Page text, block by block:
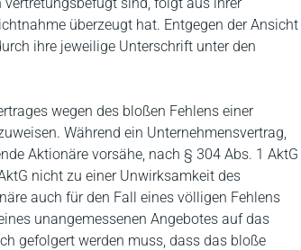
überzeugt hat. Entgegen der Ansicht
ihre jeweilige Unterschrift unter den
wegen des bloßen Fehlens einer
Während ein Unternehmensvertrag,
Aktionäre vorsähe, nach § 304 Abs. 1 AktG
nicht zu einer Unwirksamkeit des
auch für den Fall eines völligen Fehlens
unangemessenen Angebotes auf das
gefolgert werden muss, dass das bloße